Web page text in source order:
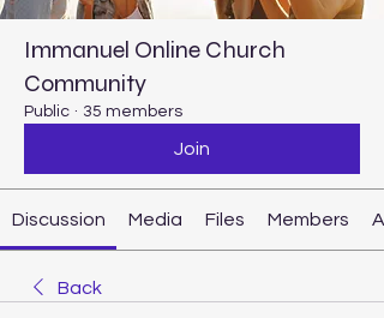
Immanuel Online Church
Community
Public · 35 members
Join
Discussion Media Files Members
Back